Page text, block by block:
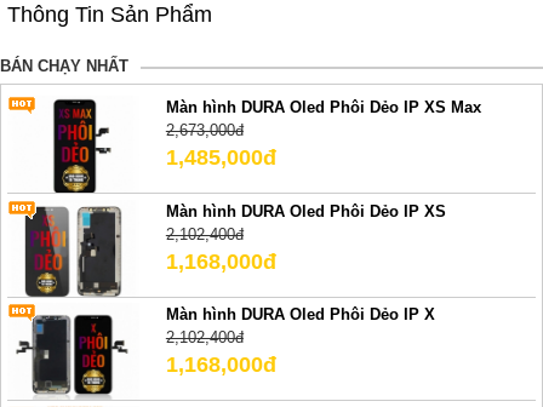
Thông Tin Sản Phẩm
BÁN CHẠY NHẤT
Màn hình DURA Oled Phôi Dẻo IP XS Max
2,673,000đ
1,485,000đ
Màn hình DURA Oled Phôi Dẻo IP XS
2,102,400đ
1,168,000đ
Màn hình DURA Oled Phôi Dẻo IP X
2,102,400đ
1,168,000đ